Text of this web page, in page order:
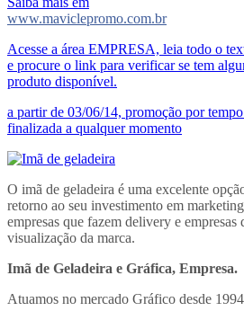
www.maviclepromo.com.br
Acesse a área EMPRESA, leia todo o
e procure o link para verificar se tem
produto disponível.
a partir de 03/06/14, promoção por
finalizada a qualquer momento
O imã de geladeira é uma excelente
retorno ao seu investimento em
empresas que fazem delivery e
visualização da marca.
Imã de Geladeira e Gráfica, Empresa.
Atuamos no mercado Gráfico desde